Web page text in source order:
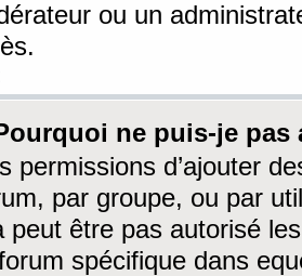
ou un
ne puis-je
permissions d’ajouter
par groupe, ou par
peut être pas autorisé
spécifique dans